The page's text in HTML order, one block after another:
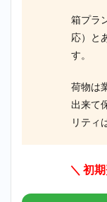
箱プラ
応）と
す。
荷物は
出来て
リティ
＼ 初